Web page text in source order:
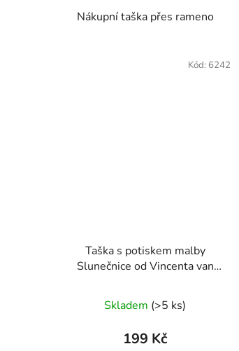
Nákupní taška přes rameno
Taška s potiskem malby
Slunečnice od Vincenta van
Skladem (>5 ks)
199 Kč
Kód: 6242